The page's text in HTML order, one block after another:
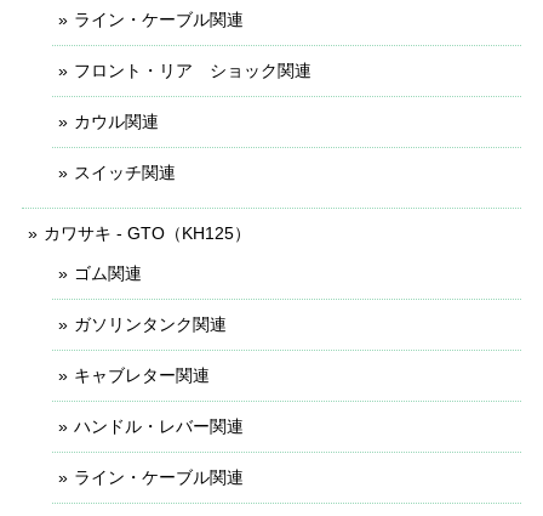
ライン・ケーブル関連
フロント・リア ショック関連
カウル関連
スイッチ関連
カワサキ - GTO（KH125）
ゴム関連
ガソリンタンク関連
キャブレター関連
ハンドル・レバー関連
ライン・ケーブル関連